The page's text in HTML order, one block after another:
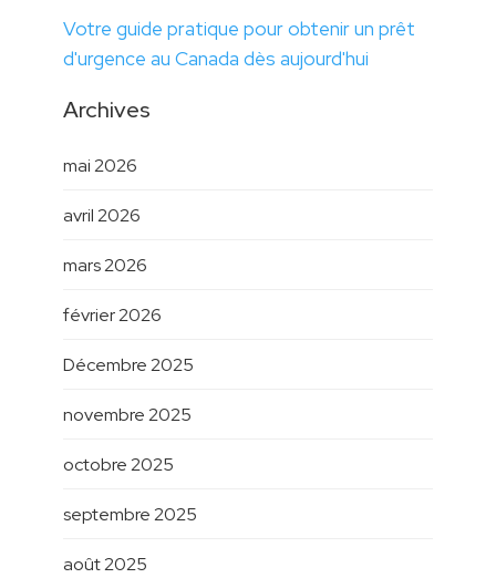
Votre guide pratique pour obtenir un prêt
d'urgence au Canada dès aujourd'hui
Archives
mai 2026
avril 2026
mars 2026
février 2026
Décembre 2025
novembre 2025
octobre 2025
septembre 2025
août 2025